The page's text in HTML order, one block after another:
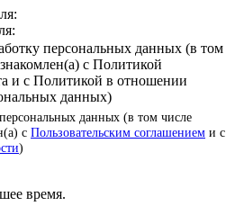
персональных данных (в том
с Политикой
и с Политикой в отношении
данных)
данных (в том числе
с Пользовательским соглашением и с
)
время.